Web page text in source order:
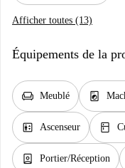
Afficher toutes (13)
Équipements de la
chair Meublé local_laundry_service
elevator Ascenseur kitchen
person_book Portier/Réception